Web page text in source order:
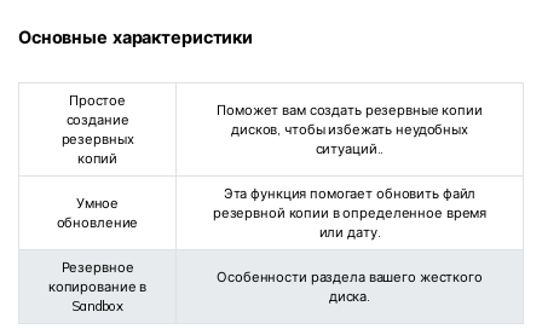
Основные характеристики
Простое
создание
резервных
копий
Поможет вам создать резервные копии
дисков, чтобы избежать неудобных
ситуаций..
Умное
обновление
Эта функция помогает обновить файл
резервной копии в определенное время
или дату.
Резервное
копирование в
Sandbox
Особенности раздела вашего жесткого
диска.